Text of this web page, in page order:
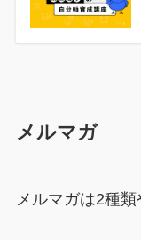
メルマガ
メルマガは2種類